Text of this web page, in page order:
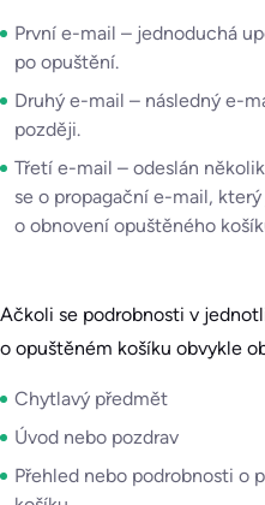
První e-mail – jednoduchá
po opuštění.
Druhý e-mail – následný e-
později.
Třetí e-mail – odeslán
se o propagační e-mail,
o obnovení opuštěného
Ačkoli se podrobnosti v
o opuštěném košíku obvykle
Chytlavý předmět
Úvod nebo pozdrav
Přehled nebo podrobnosti o